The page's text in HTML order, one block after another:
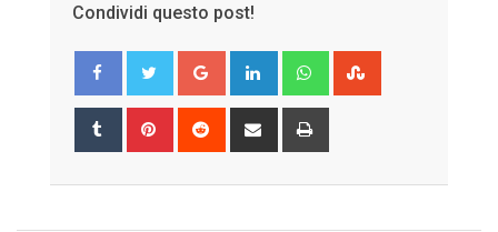
Condividi questo post!
Google+ LinkedIn Whatsapp
Tumblr Pinterest Reddit
Share